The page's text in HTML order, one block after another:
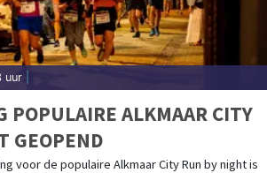
uur
POPULAIRE ALKMAAR CITY
GEOPEND
voor de populaire Alkmaar City Run by night is